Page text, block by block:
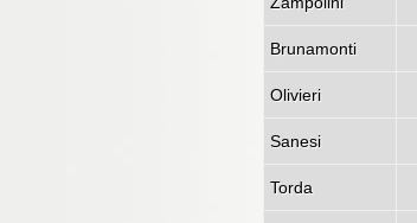
Brunamonti
Olivieri
Sanesi
Torda